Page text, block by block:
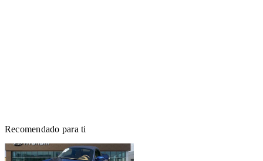
Recomendado para ti